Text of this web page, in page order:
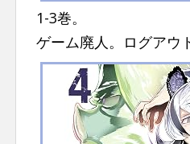
1-3巻。
ゲーム廃人。ログアウ